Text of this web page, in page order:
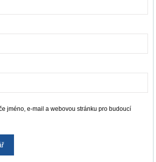
jméno, e-mail a webovou stránku pro budoucí